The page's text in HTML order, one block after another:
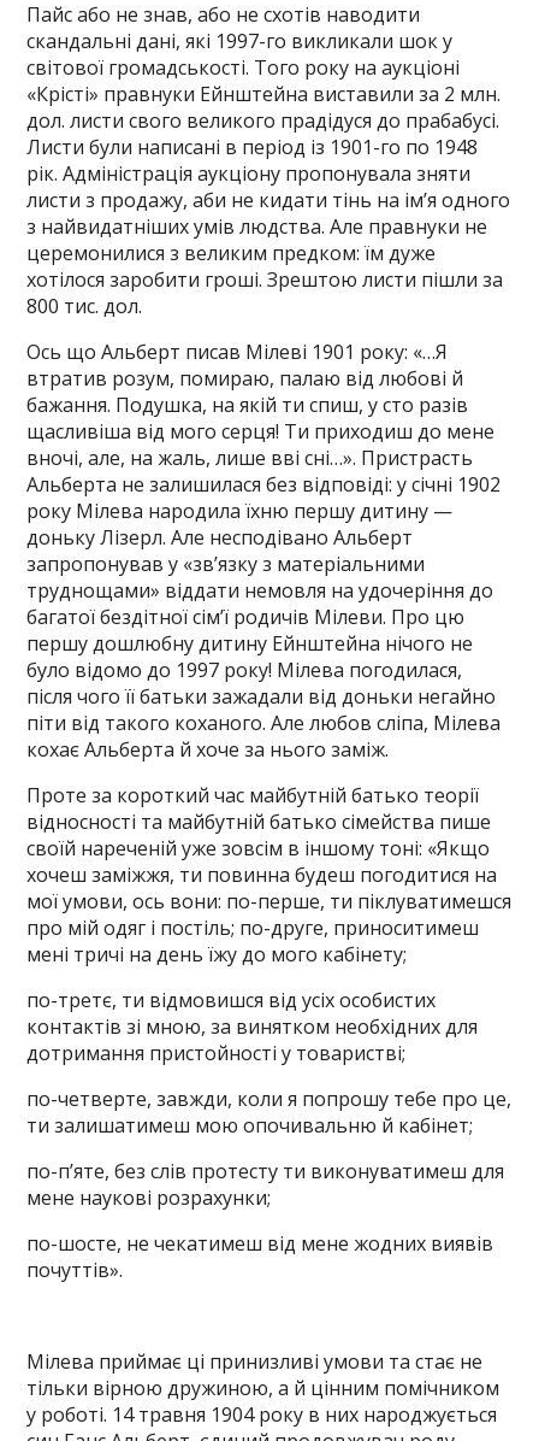
Пайс або не знав, або не схотів наводити
скандальні дані, які 1997-го викликали шок у
світової громадськості. Того року на аукціоні
«Крісті» правнуки Ейнштейна виставили за 2 млн.
дол. листи свого великого прадідуся до прабабусі.
Листи були написані в період із 1901-го по 1948
рік. Адміністрація аукціону пропонувала зняти
листи з продажу, аби не кидати тінь на ім’я одного
з найвидатніших умів людства. Але правнуки не
церемонилися з великим предком: їм дуже
хотілося заробити гроші. Зрештою листи пішли за
800 тис. дол.
Ось що Альберт писав Мілеві 1901 року: «…Я
втратив розум, помираю, палаю від любові й
бажання. Подушка, на якій ти спиш, у сто разів
щасливіша від мого серця! Ти приходиш до мене
вночі, але, на жаль, лише вві сні…». Пристрасть
Альберта не залишилася без відповіді: у січні 1902
року Мілева народила їхню першу дитину —
доньку Лізерл. Але несподівано Альберт
запропонував у «зв’язку з матеріальними
труднощами» віддати немовля на удочеріння до
багатої бездітної сім’ї родичів Мілеви. Про цю
першу дошлюбну дитину Ейнштейна нічого не
було відомо до 1997 року! Мілева погодилася,
після чого її батьки зажадали від доньки негайно
піти від такого коханого. Але любов сліпа, Мілева
кохає Альберта й хоче за нього заміж.
Проте за короткий час майбутній батько теорії
відносності та майбутній батько сімейства пише
своїй нареченій уже зовсім в іншому тоні: «Якщо
хочеш заміжжя, ти повинна будеш погодитися на
мої умови, ось вони: по-перше, ти піклуватимешся
про мій одяг і постіль; по-друге, приноситимеш
мені тричі на день їжу до мого кабінету;
по-третє, ти відмовишся від усіх особистих
контактів зі мною, за винятком необхідних для
дотримання пристойності у товаристві;
по-четверте, завжди, коли я попрошу тебе про це,
ти залишатимеш мою опочивальню й кабінет;
по-п’яте, без слів протесту ти виконуватимеш для
мене наукові розрахунки;
по-шосте, не чекатимеш від мене жодних виявів
почуттів».
Мілева приймає ці принизливі умови та стає не
тільки вірною дружиною, а й цінним помічником
у роботі. 14 травня 1904 року в них народжується